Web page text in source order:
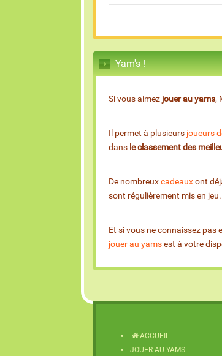
Yam's !
Si vous aimez jouer au yams,
Il permet à plusieurs joueurs
dans le classement des
De nombreuxcadeauxont
sont régulièrement mis en jeu.
Et si vous ne connaissez pas
jouer au yamsest à votre
ACCUEIL
JOUER AU YAMS